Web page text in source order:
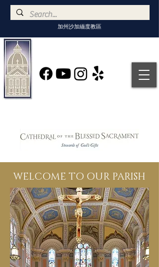
加州沙加緬度教區
WELCOME TO OUR PARISH